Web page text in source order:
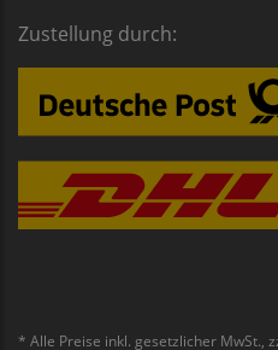
Zustellung durch:
* Alle Preise inkl. gesetzlicher MwSt.,